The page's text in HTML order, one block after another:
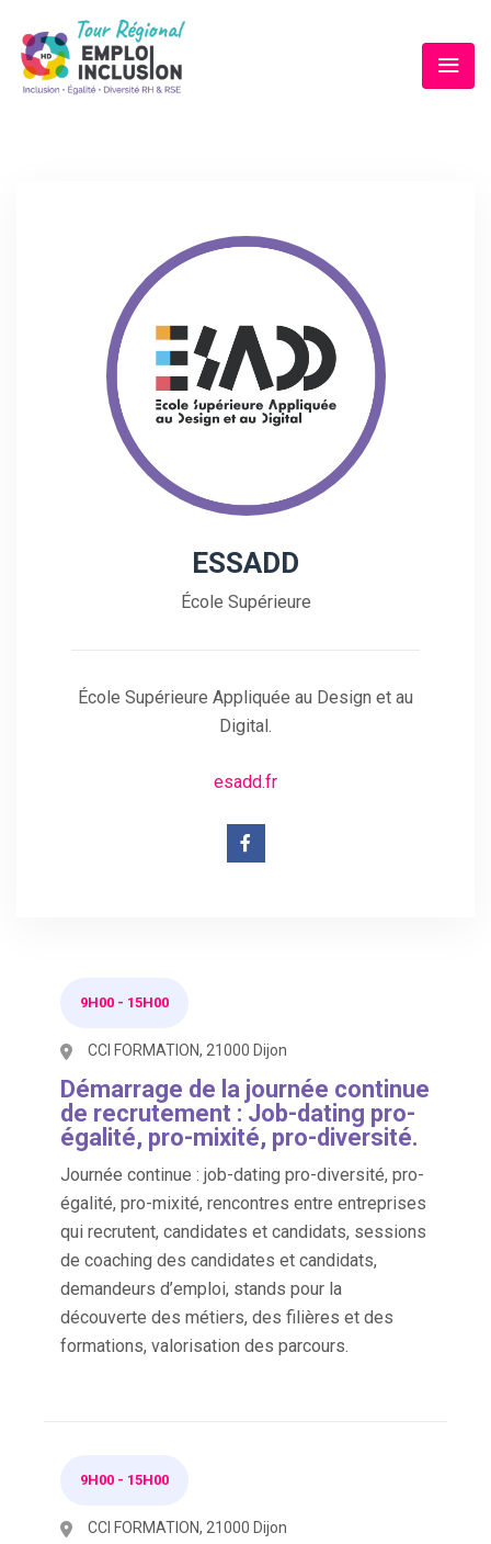
ESSADD
École Supérieure
École Supérieure Appliquée au Design et au
Digital.
esadd.fr
9H00 - 15H00
CCI FORMATION, 21000 Dijon
Démarrage de la journée continue
de recrutement : Job-dating pro-
égalité, pro-mixité, pro-diversité.
Journée continue : job-dating pro-diversité, pro-
égalité, pro-mixité, rencontres entre entreprises
qui recrutent, candidates et candidats, sessions
de coaching des candidates et candidats,
demandeurs d’emploi, stands pour la
découverte des métiers, des filières et des
formations, valorisation des parcours.
9H00 - 15H00
CCI FORMATION, 21000 Dijon